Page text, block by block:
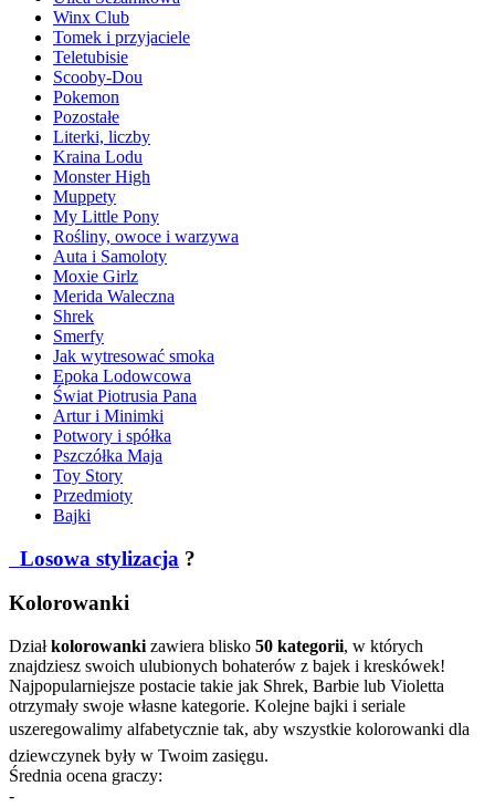
Winx Club
Tomek i przyjaciele
Teletubisie
Scooby-Dou
Pokemon
Pozostałe
Literki, liczby
Kraina Lodu
Monster High
Muppety
My Little Pony
Rośliny, owoce i warzywa
Auta i Samoloty
Moxie Girlz
Merida Waleczna
Shrek
Smerfy
Jak wytresować smoka
Epoka Lodowcowa
Świat Piotrusia Pana
Artur i Minimki
Potwory i spółka
Pszczółka Maja
Toy Story
Przedmioty
Bajki
Losowa stylizacja ?
Kolorowanki
Działkolorowanki zawiera blisko 50 kategorii, w których
znajdziesz swoich ulubionych bohaterów z bajek i kreskówek!
Najpopularniejsze postacie takie jak Shrek, Barbie lub Violetta
otrzymały swoje własne kategorie. Kolejne bajki i seriale
uszeregowalimy alfabetycznie tak, aby wszystkie kolorowanki dla
dziewczynek były w Twoim zasięgu.
Średnia ocena graczy:
-